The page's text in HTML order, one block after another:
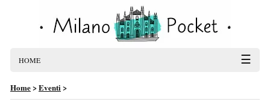
HOME ☰
Home>Eventi>